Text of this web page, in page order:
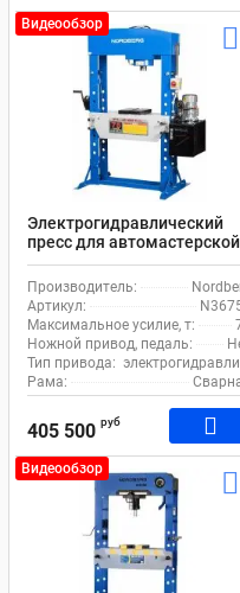
Видеообзор
Электрогидравлический
пресс для автомастерской
75 т Nordberg N3675E
электропривод 380В
Производитель:
Артикул:
Максимальное усилие, т:
Ножной привод, педаль:
Тип привода:
Рама:
405 500 руб
Видеообзор